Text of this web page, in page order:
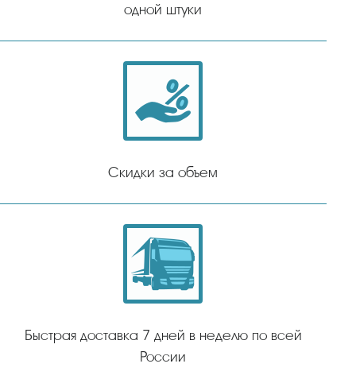
одной штуки
Скидки за объем
Быстрая доставка 7 дней в неделю по всей
России